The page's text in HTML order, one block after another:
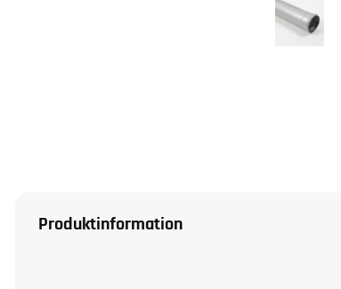
Produktinformation